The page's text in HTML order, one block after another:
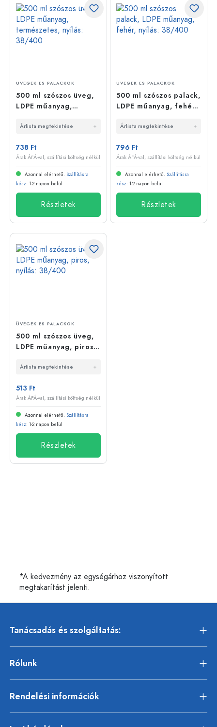
ÜVEGEK ES PALACKOK
500 ml szószos üveg,
LDPE műanyag,
38/400
Árlista megtekintése
738 Ft
Árak ÁFÁ-val, szállítási költség nélkül
Azonnal elérhető. Szállításra
kész: 1-2 napon belül
Részletek
ÜVEGEK ES PALACKOK
500 ml szószos palack,
LDPE műanyag, fehér,
Árlista megtekintése
796 Ft
Árak ÁFÁ-val, szállítási költség nélkül
Azonnal elérhető. Szállításra
kész: 1-2 napon belül
Részletek
ÜVEGEK ES PALACKOK
500 ml szószos üveg,
LDPE műanyag, piros,
Árlista megtekintése
513 Ft
Árak ÁFÁ-val, szállítási költség nélkül
Azonnal elérhető. Szállításra
kész: 1-2 napon belül
Részletek
*A kedvezmény az egységárhoz viszonyított
megtakarítást jelenti.
Tanácsadás és szolgáltatás:
Rólunk
Rendelési információk